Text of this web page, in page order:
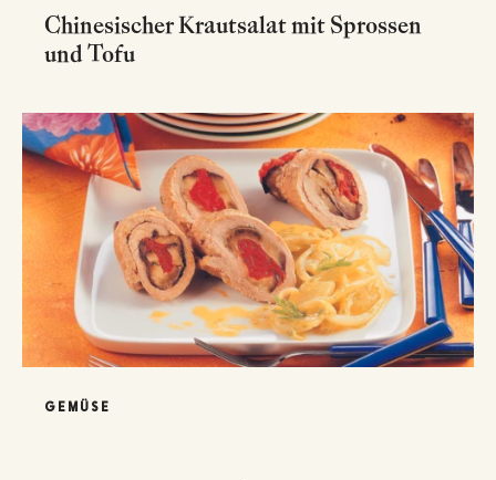
Chinesischer Krautsalat mit Sprossen
und Tofu
GEMÜSE